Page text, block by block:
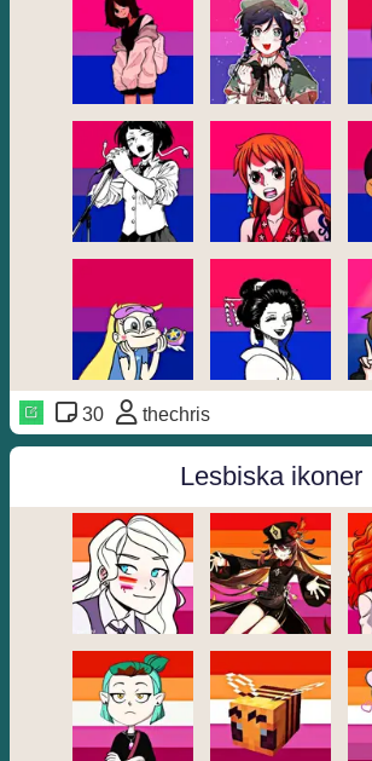
30 thechris
Lesbiska ikoner